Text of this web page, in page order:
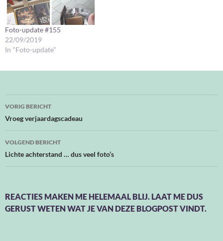
Foto-update #155
22/09/2019
In "Foto-update"
Bericht
navigatie
VORIG BERICHT
Vroeg verjaardagscadeau
VOLGEND BERICHT
Lichte achterstand … dus veel foto’s
REACTIES MAKEN ME HELEMAAL BLIJ. LAAT ME DUS
GERUST WETEN WAT JE VAN DEZE BLOGPOST VINDT.